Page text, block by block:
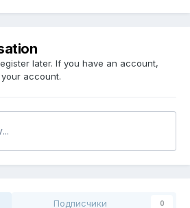
later. If you have an account,
account.
Подписчики 0